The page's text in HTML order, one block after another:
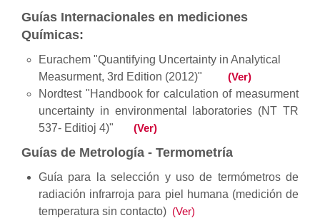
Guías Internacionales en mediciones
Químicas:
Eurachem "Quantifying Uncertainty in Analytical
Measurment, 3rd Edition (2012)"
(Ver)
Nordtest "Handbook for calculation of measurment
uncertainty in environmental laboratories (NT TR
537- Editioj 4)"
(Ver)
Guías de Metrología - Termometría
Guía para la selección y uso de termómetros de
radiación infrarroja para piel humana (medición de
temperatura sin contacto) (Ver)